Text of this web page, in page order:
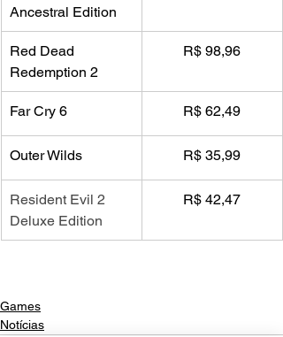
Ancestral Edition
Red Dead
Redemption 2
R$ 98,96
Far Cry 6 R$ 62,49
Outer Wilds R$ 35,99
Resident Evil 2
Deluxe Edition
R$ 42,47
Games
Notícias